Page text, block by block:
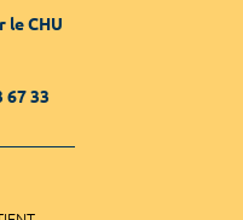
le CHU
67 33